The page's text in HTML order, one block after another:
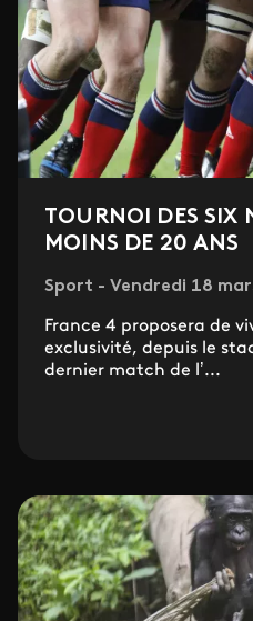
TOURNOI DES SIX
MOINS DE 20 ANS
Sport - Vendredi 18
France 4 proposera de
exclusivité, depuis le
dernier match de l’...